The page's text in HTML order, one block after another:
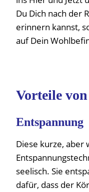
Du Dich nach der
erinnern kannst,
auf Dein
Vorteile
Entspannung
Diese kurze, aber
seelisch. Sie
dafür, dass der